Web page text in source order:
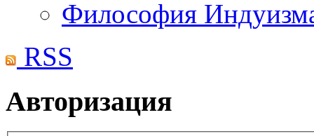
Философия
RSS
Авторизация